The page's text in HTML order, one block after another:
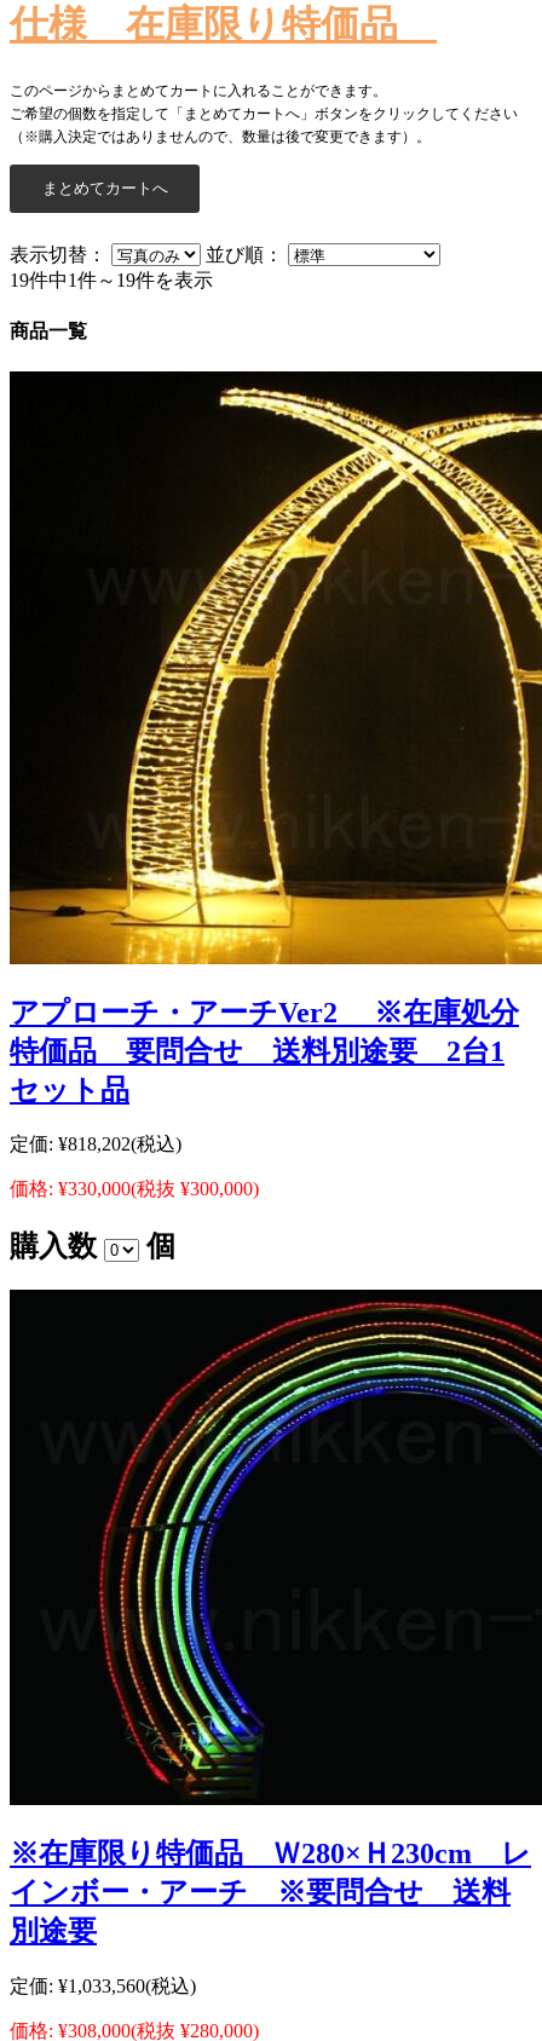
仕様 在庫限り特価品
このページからまとめてカートに入れることができます。
ご希望の個数を指定して「まとめてカートへ」ボタンをクリックしてください
（※購入決定ではありませんので、数量は後で変更できます）。
表示切替：
並び順：
19件中1件～19件を表示
商品一覧
アプローチ・アーチVer2 ※在庫処分
特価品 要問合せ 送料別途要 2台1
セット品
定価: ¥818,202(税込)
価格: ¥330,000(税抜 ¥300,000)
購入数 個
※在庫限り特価品 Ｗ280×Ｈ230cm レ
インボー・アーチ ※要問合せ 送料
別途要
定価: ¥1,033,560(税込)
価格: ¥308,000(税抜 ¥280,000)